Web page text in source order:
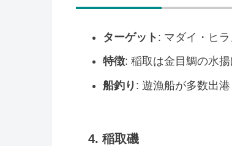
ターゲット : マダイ・ヒ
特徴: 稲取は金目鯛の水
船釣り : 遊漁船が多数出
4. 稲取磯